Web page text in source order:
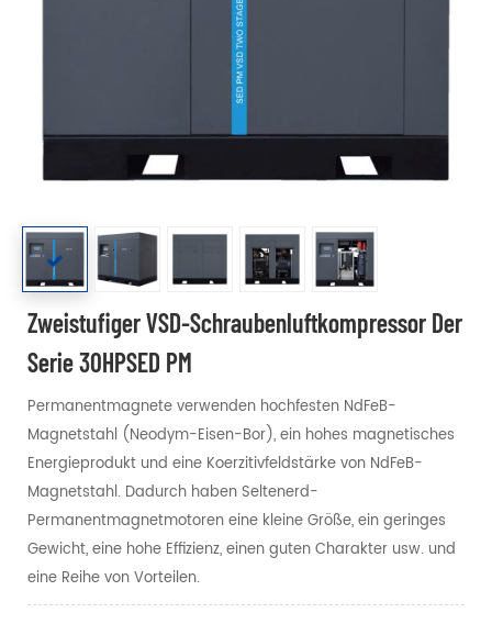
Zweistufiger VSD-Schraubenluftkompressor Der
Serie 30HPSED PM
Permanentmagnete verwenden hochfesten NdFeB-
Magnetstahl (Neodym-Eisen-Bor), ein hohes magnetisches
Energieprodukt und eine Koerzitivfeldstärke von NdFeB-
Magnetstahl. Dadurch haben Seltenerd-
Permanentmagnetmotoren eine kleine Größe, ein geringes
Gewicht, eine hohe Effizienz, einen guten Charakter usw. und
eine Reihe von Vorteilen.